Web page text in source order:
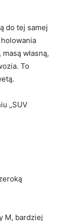
do tej samej
własną,
To
„SUV
M, bardziej